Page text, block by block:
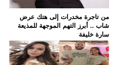
من تاجرة مخدرات إلى هتك عرض
شاب .. أبرز التهم الموجهة للمذيعة
سارة خليفة